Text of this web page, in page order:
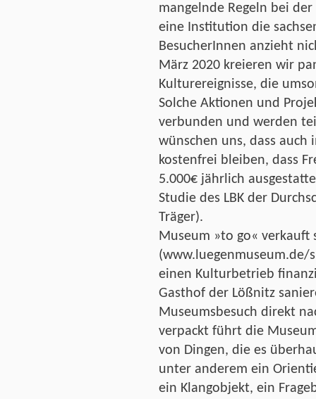
mangelnde Regeln bei
eine Institution die
BesucherInnen anzieht
März 2020 kreieren wir
Kulturereignisse, die
Solche Aktionen und
verbunden und werden
wünschen uns, dass
kostenfrei bleiben, dass
5.000€ jährlich
Studie des LBK der
Träger).
Museum »to go«
einen Kulturbetrieb
Gasthof der Lößnitz
Museumsbesuch direkt
verpackt führt die
von Dingen, die es
unter anderem ein
ein Klangobjekt, ein